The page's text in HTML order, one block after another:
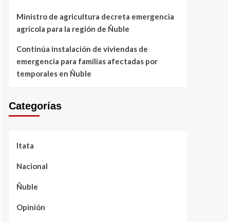
Ministro de agricultura decreta emergencia
agrícola para la región de Ñuble
Continúa instalación de viviendas de
emergencia para familias afectadas por
temporales en Ñuble
Categorías
Itata
Nacional
Ñuble
Opinión